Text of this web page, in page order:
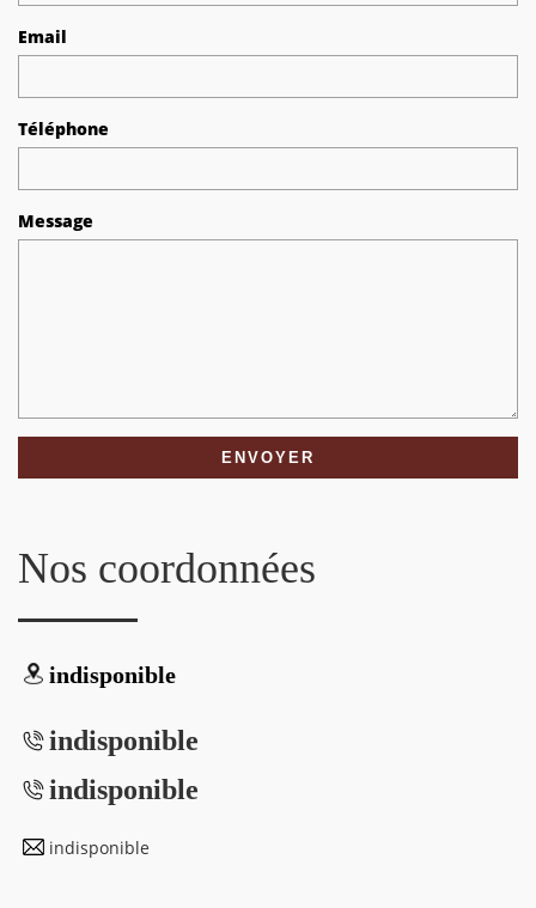
Email
Téléphone
Message
Nos coordonnées
indisponible
indisponible
indisponible
indisponible